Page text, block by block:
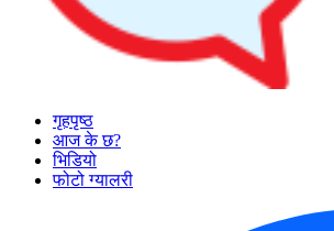
गृहपृष्ठ
आज के छ?
भिडियो
फोटो ग्यालरी